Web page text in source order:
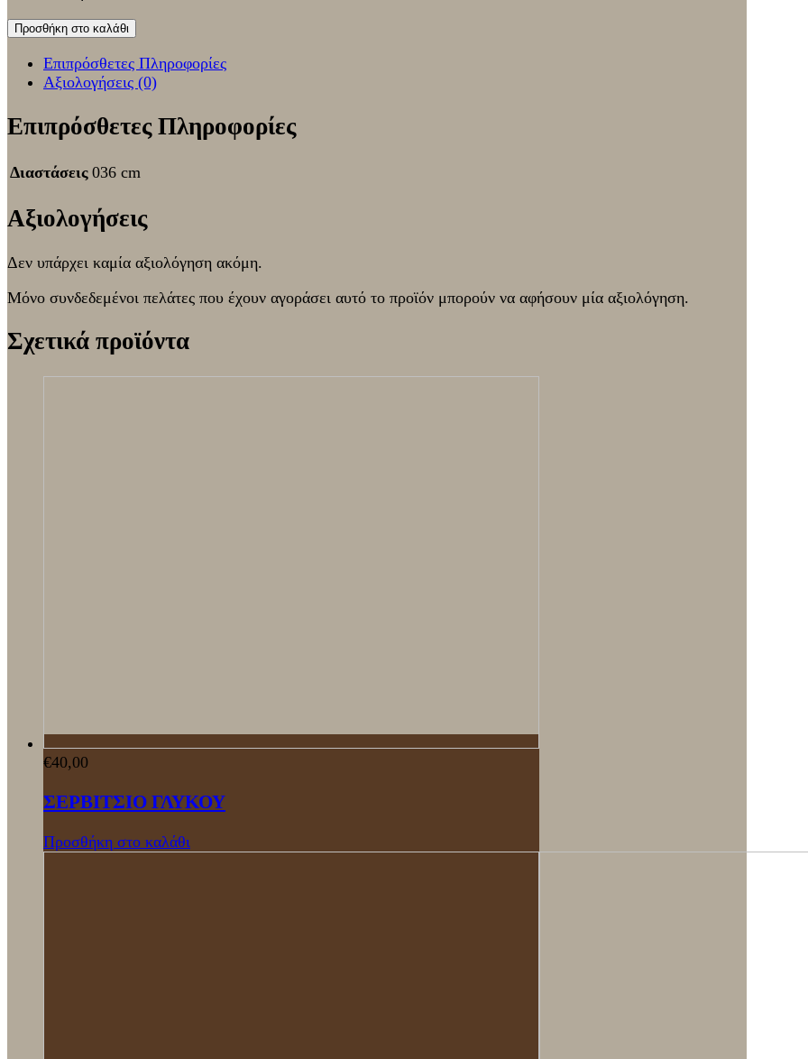
Προσθήκη στο καλάθι
Επιπρόσθετες Πληροφορίες
Αξιολογήσεις (0)
Επιπρόσθετες Πληροφορίες
Διαστάσεις 036 cm
Αξιολογήσεις
Δεν υπάρχει καμία αξιολόγηση ακόμη.
Μόνο συνδεδεμένοι πελάτες που έχουν αγοράσει αυτό το προϊόν μπορούν να αφήσουν μία αξιολόγηση.
Σχετικά προϊόντα
€40,00
ΣΕΡΒΙΤΣΙΟ ΓΛΥΚΟΥ
Προσθήκη στο καλάθι